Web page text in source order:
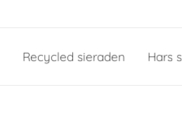
Recycled sieraden Hars